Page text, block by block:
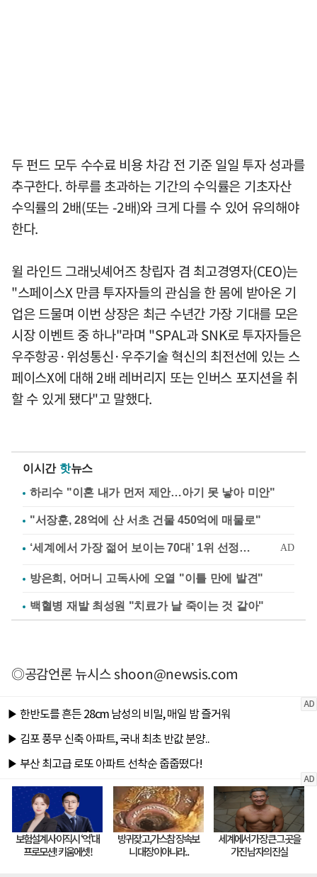
두 펀드 모두 수수료 비용 차감 전 기준 일일 투자 성과를
추구한다. 하루를 초과하는 기간의 수익률은 기초자산
수익률의 2배(또는 -2배)와 크게 다를 수 있어 유의해야
한다.
윌 라인드 그래닛셰어즈 창립자 겸 최고경영자(CEO)는
"스페이스X 만큼 투자자들의 관심을 한 몸에 받아온 기
업은 드물며 이번 상장은 최근 수년간 가장 기대를 모은
시장 이벤트 중 하나"라며 "SPAL과 SNK로 투자자들은
우주항공·위성통신·우주기술 혁신의 최전선에 있는 스
페이스X에 대해 2배 레버리지 또는 인버스 포지션을 취
할 수 있게 됐다"고 말했다.
이시간 핫뉴스
하리수 "이혼 내가 먼저 제안…아기 못 낳아 미안"
"서장훈, 28억에 산 서초 건물 450억에 매물로"
방은희, 어머니 고독사에 오열 "이틀 만에 발견"
백혈병 재발 최성원 "치료가 날 죽이는 것 같아"
◎공감언론 뉴시스shoon@newsis.com